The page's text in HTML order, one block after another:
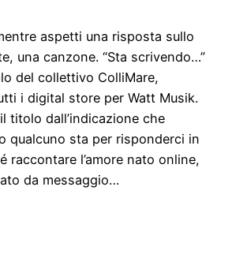
aspetti una risposta sullo
una canzone. “Sta scrivendo…”
del collettivo ColliMare,
i digital store per Watt Musik.
titolo dall’indicazione che
qualcuno sta per risponderci in
raccontare l’amore nato online,
da messaggio…